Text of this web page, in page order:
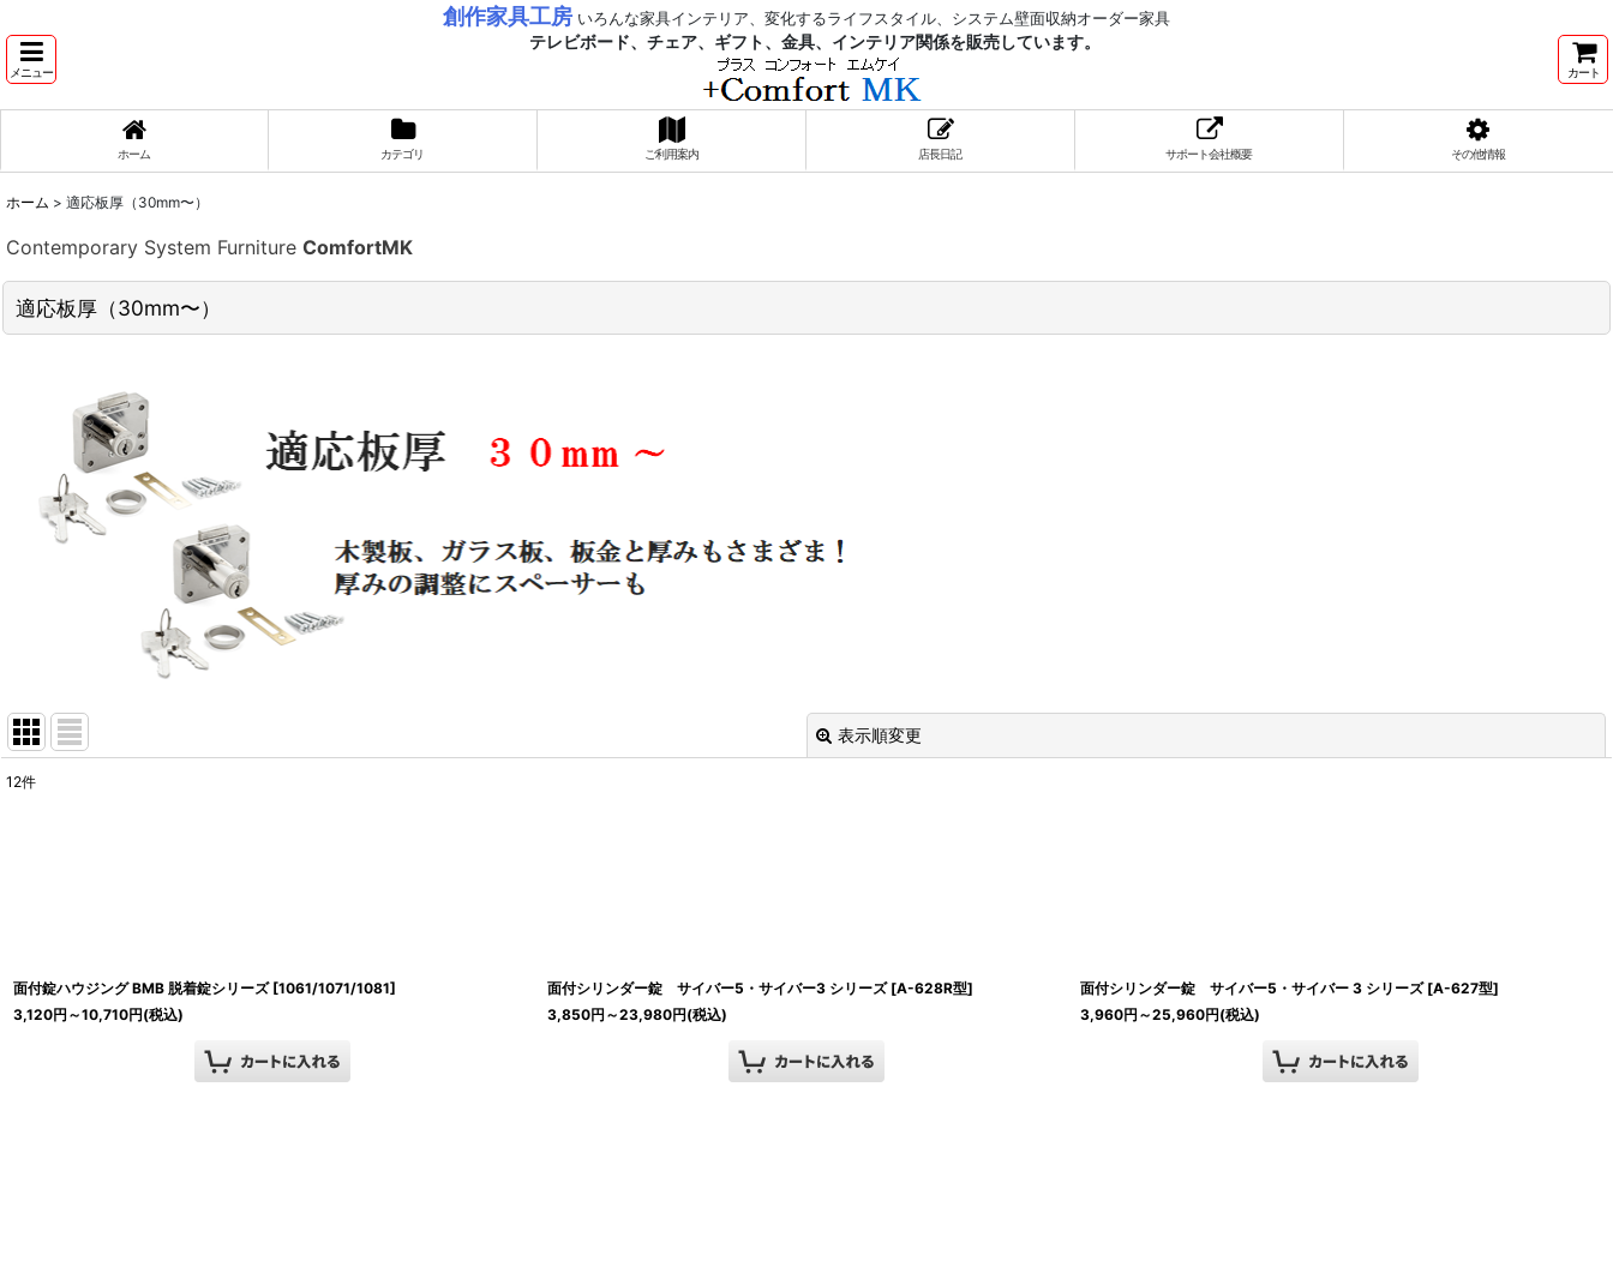
創作家具工房 いろんな家具インテリア、変化するライフスタイル、システム壁面収納オーダー家具
メニュー
テレビボード、チェア、ギフト、金具、インテリア関係を販売しています。
カート
ホーム カテゴリ ご利用案内 店長日記 サポート会社概要 その他情報
ホーム > 適応板厚（30mm〜）
Contemporary System Furniture ComfortMK
適応板厚（30mm〜）
表示順変更
12件
面付錠ハウジング BMB 脱着錠シリーズ [1061/1071/1081]
3,120円 ～10,710円(税込)
面付シリンダー錠 サイバー5・サイバー3 シリーズ [A-628R型]
3,850円 ～23,980円(税込)
面付シリンダー錠 サイバー5・サイバー 3 シリーズ [A-627型]
3,960円 ～25,960円(税込)